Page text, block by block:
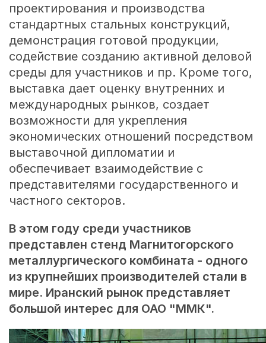
проектирования и производства
стандартных стальных конструкций,
демонстрация готовой продукции,
содействие созданию активной деловой
среды для участников и пр. Кроме того,
выставка дает оценку внутренних и
международных рынков, создает
возможности для укрепления
экономических отношений посредством
выставочной дипломатии и
обеспечивает взаимодействие с
представителями государственного и
частного секторов.
В этом году среди участников
представлен стенд Магнитогорского
металлургического комбината - одного
из крупнейших производителей стали в
мире. Иранский рынок представляет
большой интерес для ОАО "ММК".